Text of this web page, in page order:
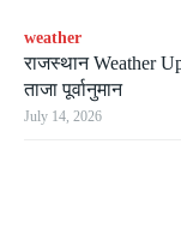
weather
राजस्थान Weather
ताजा पूर्वानुमान
July 14, 2026